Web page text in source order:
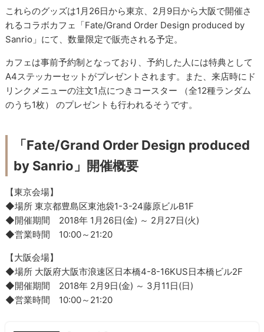
これらのグッズは1月26日から東京、2月9日から大阪で開催さ
れるコラボカフェ「Fate/Grand Order Design produced by
Sanrio」にて、数量限定で販売される予定。
カフェは事前予約制となっており、予約した人には特典として
A4ステッカーセットがプレゼントされます。また、来店時にド
リンクメニューの注文1点につきコースター （全12種ランダム
のうち1枚） のプレゼントも行われるそうです。
「Fate/Grand Order Design produced
by Sanrio」開催概要
【東京会場】
◆場所 東京都豊島区東池袋1-3-24藤原ビルB1F
◆開催期間 2018年 1月26日(金) ～ 2月27日(火)
◆営業時間 10:00～21:20
【大阪会場】
◆場所 大阪府大阪市浪速区日本橋4-8-16KUS日本橋ビル2F
◆開催期間 2018年 2月9日(金) ～ 3月11日(日)
◆営業時間 10:00～21:20